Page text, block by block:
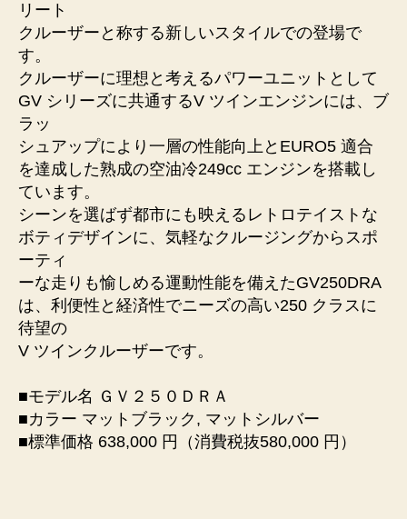
リート
クルーザーと称する新しいスタイルでの登場で
す。
クルーザーに理想と考えるパワーユニットとして
GV シリーズに共通するV ツインエンジンには、ブ
ラッ
シュアップにより一層の性能向上とEURO5 適合
を達成した熟成の空油冷249cc エンジンを搭載し
ています。
シーンを選ばず都市にも映えるレトロテイストな
ボティデザインに、気軽なクルージングからスポ
ーティ
ーな走りも愉しめる運動性能を備えたGV250DRA
は、利便性と経済性でニーズの高い250 クラスに
待望の
V ツインクルーザーです。
■モデル名 ＧＶ２５０ＤＲＡ
■カラー マットブラック, マットシルバー
■標準価格 638,000 円（消費税抜580,000 円）